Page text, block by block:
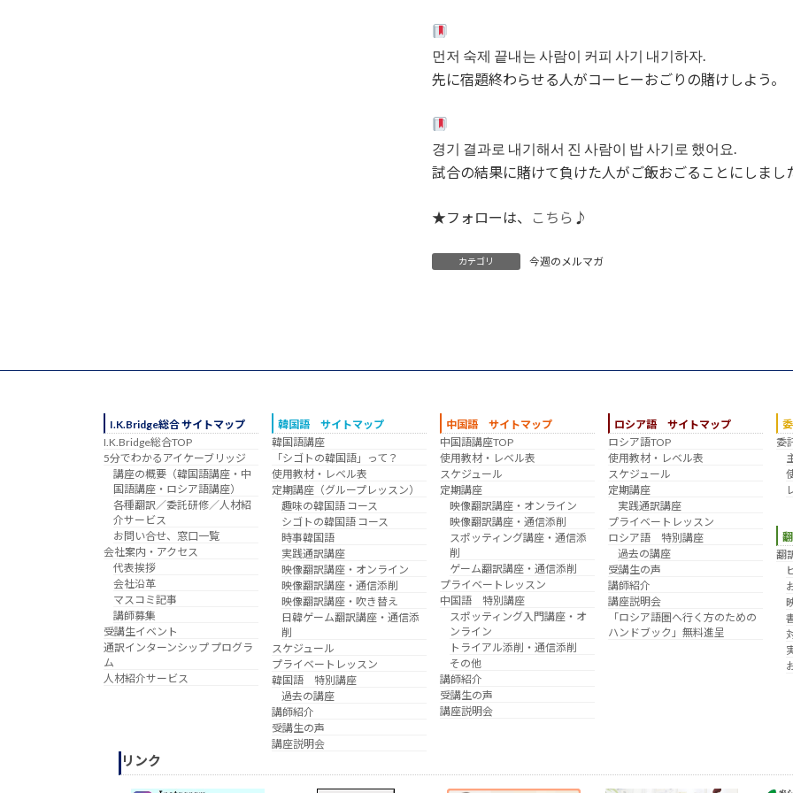
먼저 숙제 끝내는 사람이 커피 사기 내기하자.
先に宿題終わらせる人がコーヒーおごりの賭けしよう。
경기 결과로 내기해서 진 사람이 밥 사기로 했어요.
試合の結果に賭けて負けた人がご飯おごることにしまし
★フォローは、 こちら ♪
カテゴリ 今週のメルマガ
I.K.Bridge総合 サイトマップ
I.K.Bridge総合TOP
5分でわかるアイケーブリッジ
講座の概要（韓国語講座・中
国語講座・ロシア語講座）
各種翻訳／委託研修／人材紹
介サービス
お問い合せ、窓口一覧
会社案内・アクセス
代表挨拶
会社沿革
マスコミ記事
講師募集
受講生イベント
通訳インターンシップ プログラ
ム
人材紹介サービス
韓国語 サイトマップ
韓国語講座
「シゴトの韓国語」って？
使用教材・レベル表
定期講座（グループレッスン）
趣味の韓国語 コース
シゴトの韓国語 コース
時事韓国語
実践通訳講座
映像翻訳講座・オンライン
映像翻訳講座・通信添削
映像翻訳講座・吹き替え
日韓ゲーム翻訳講座・通信添
削
スケジュール
プライベートレッスン
韓国語 特別講座
過去の講座
講師紹介
受講生の声
講座説明会
中国語 サイトマップ
中国語講座TOP
使用教材・レベル表
スケジュール
定期講座
映像翻訳講座・オンライン
映像翻訳講座・通信添削
スポッティング講座・通信添
削
ゲーム翻訳講座・通信添削
プライベートレッスン
中国語 特別講座
スポッティング入門講座・オ
ンライン
トライアル添削・通信添削
その他
講師紹介
受講生の声
講座説明会
ロシア語 サイトマップ
ロシア語TOP
使用教材・レベル表
スケジュール
定期講座
実践通訳講座
プライベートレッスン
ロシア語 特別講座
過去の講座
受講生の声
講師紹介
講座説明会
「ロシア語圏へ行く方のための
ハンドブック」無料進呈
委
翻
リンク